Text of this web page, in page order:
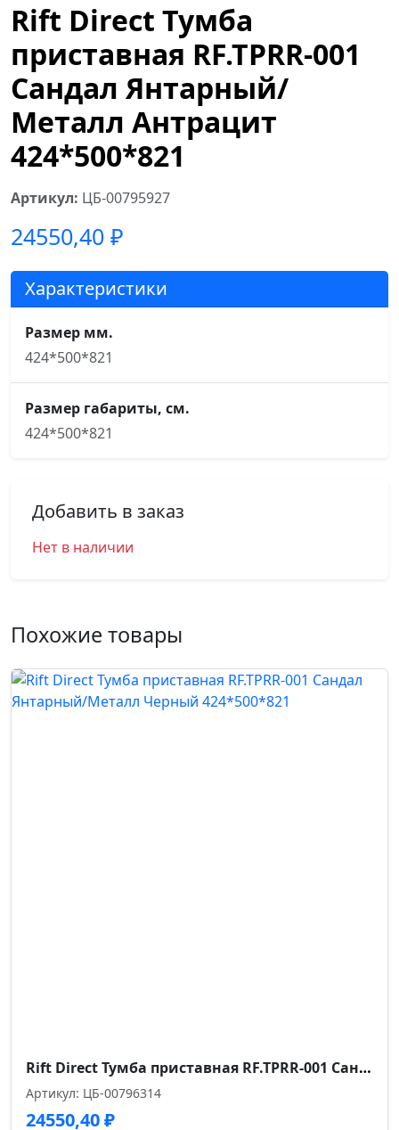
Rift Direct Тумба
приставная RF.TPRR-001
Сандал Янтарный/
Металл Антрацит
424*500*821
Артикул: ЦБ-00795927
24550,40 ₽
Характеристики
Размер мм.
424*500*821
Размер габариты, см.
424*500*821
Добавить в заказ
Нет в наличии
Похожие товары
Rift Direct Тумба приставная RF.TPRR-001 Сандал Янтарный/Металл Черный 424*500*821
Артикул: ЦБ-00796314
24550,40₽